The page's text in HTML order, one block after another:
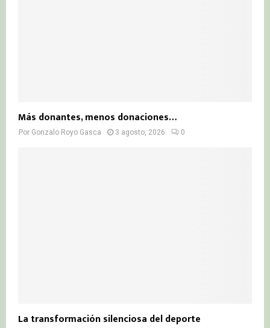
Más donantes, menos donaciones…
Por Gonzalo Royo Gasca 3 agosto, 2026 0
La transformación silenciosa del deporte